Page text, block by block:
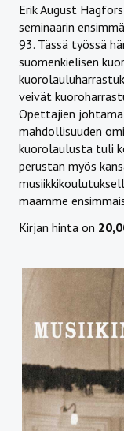
Erik August
seminaarin
93. Tässä työssä
suomenkielisen
veivät
Opettajien
mahdollisuuden
kuorolaulusta tuli
perustan myös
maamme
Kirjan hinta on